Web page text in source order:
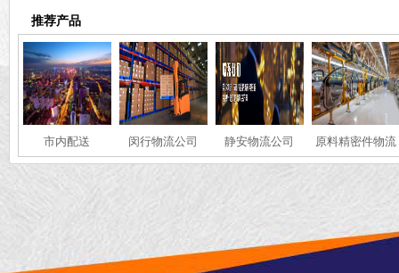
推荐产品
市内配送 闵行物流公司 静安物流公司 原料精密件物流